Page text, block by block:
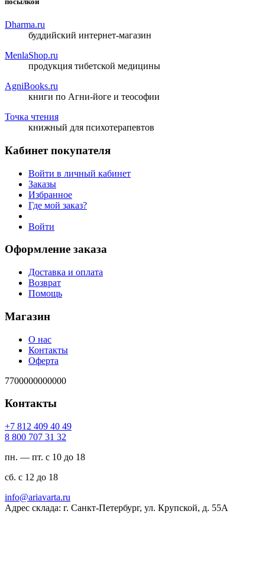
Dharma.ru
буддийский интернет-магазин
MenlaShop.ru
продукция тибетской медицины
AgniBooks.ru
книги по Агни-йоге и теософии
Точка чтения
книжный для психотерапевтов
Кабинет покупателя
Войти в личный кабинет
Заказы
Избранное
Где мой заказ?
Войти
Оформление заказа
Доставка и оплата
Возврат
Помощь
Магазин
О нас
Контакты
Оферта
7700000000000
Контакты
94 04 904 218 7+
23 13 707 008 8
пн. — пт. с 10 до 18
сб. с 12 до 18
ur.atravaira@ofni
Адрес склада: г. Санкт-Петербург, ул. Крупской, д. 55А